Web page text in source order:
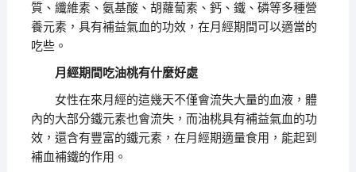
質、纖維素、氨基酸、胡蘿蔔素、鈣、鐵、磷等多種營
養元素，具有補益氣血的功效，在月經期間可以適當的
吃些。
月經期間吃油桃有什麼好處
女性在來月經的這幾天不僅會流失大量的血液，體
內的大部分鐵元素也會流失，而油桃具有補益氣血的功
效，還含有豐富的鐵元素，在月經期適量食用，能起到
補血補鐵的作用。